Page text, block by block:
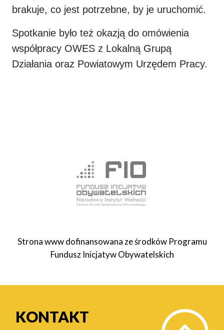
brakuje, co jest potrzebne, by je uruchomić.
Spotkanie było też okazją do omówienia
współpracy OWES z Lokalną Grupą
Działania oraz Powiatowym Urzędem Pracy.
Strona www dofinansowana ze środków Programu
Fundusz Inicjatyw Obywatelskich
KONTAKT